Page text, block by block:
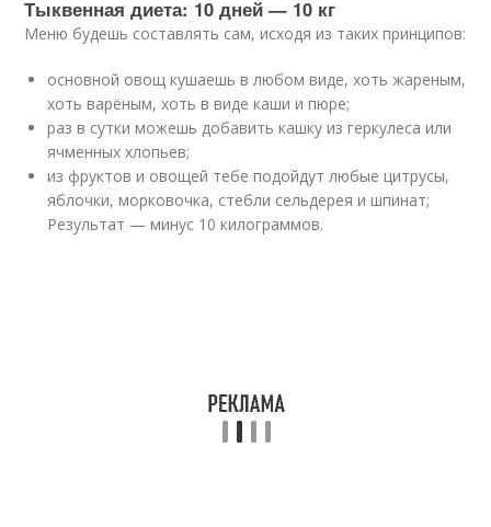
Тыквенная диета: 10 дней — 10 кг
Меню будешь составлять сам, исходя из таких принципов:
основной овощ кушаешь в любом виде, хоть жареным,
хоть варёным, хоть в виде каши и пюре;
раз в сутки можешь добавить кашку из геркулеса или
ячменных хлопьев;
из фруктов и овощей тебе подойдут любые цитрусы,
яблочки, морковочка, стебли сельдерея и шпинат;
Результат — минус 10 килограммов.